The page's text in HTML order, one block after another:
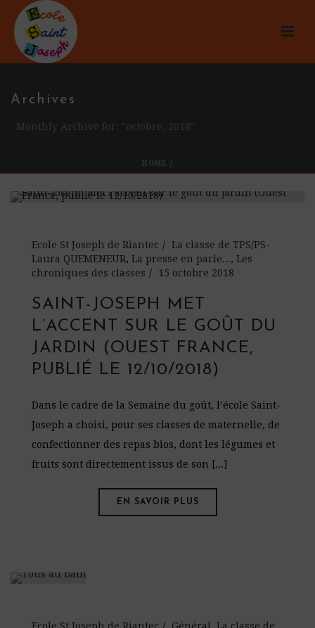
Archives
Monthly Archive for: "octobre, 2018"
HOME /
Ecole St Joseph de Riantec
La classe de TPS/PS-
Laura QUEMENEUR, La presse en parle..., Les
chroniques des classes
15 octobre 2018
SAINT-JOSEPH MET
L’ACCENT SUR LE GOÛT DU
JARDIN (OUEST FRANCE,
PUBLIÉ LE 12/10/2018)
Dans le cadre de la Semaine du goût, l’école Saint-
Joseph a choisi, pour ses classes de maternelle, de
confectionner des repas bios, dont les légumes et
fruits sont directement issus de son [...]
EN SAVOIR PLUS